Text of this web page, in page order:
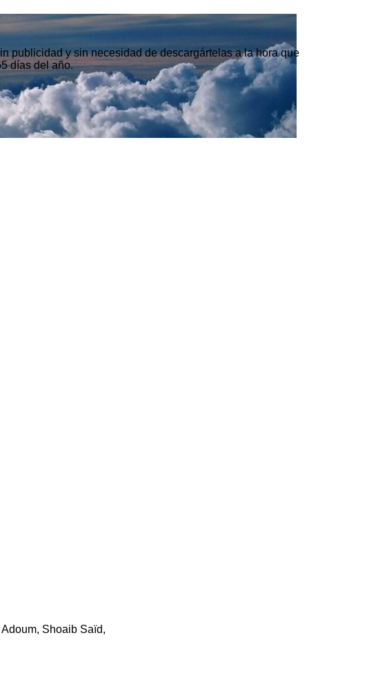
publicidad y sin necesidad de descargártelas a la hora que
días del año.
Shoaib Saïd,